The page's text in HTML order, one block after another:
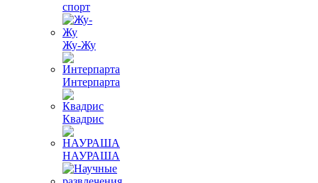
спорт
Жу-Жу
Интерпарта
Квадрис
НАУРАША